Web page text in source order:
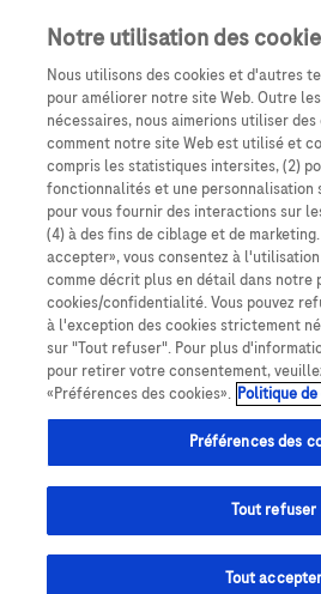
ExpertisePUI
Porté dans les Hauts-de-France,
celui d’Amiens-Picardie, le
favoriser l’optimisation
réduire les risques liés à la prise
la iatrogénie médicamenteuse
Notre utilisation des
Nous utilisons des cookies et d'autres
pour améliorer notre site Web. Outre
nécessaires, nous aimerions utiliser
comment notre site Web est utilisé et
compris les statistiques intersites, (2)
fonctionnalités et une personnalisation
pour vous fournir des interactions sur
(4) à des fins de ciblage et de
accepter», vous consentez à
comme décrit plus en détail dans notre
cookies/confidentialité. Vous pouvez
à l'exception des cookies strictement
sur "Tout refuser". Pour plus
pour retirer votre consentement,
«Préférences des cookies». Politique
Préférences des
Tout refuser
Tout accepter